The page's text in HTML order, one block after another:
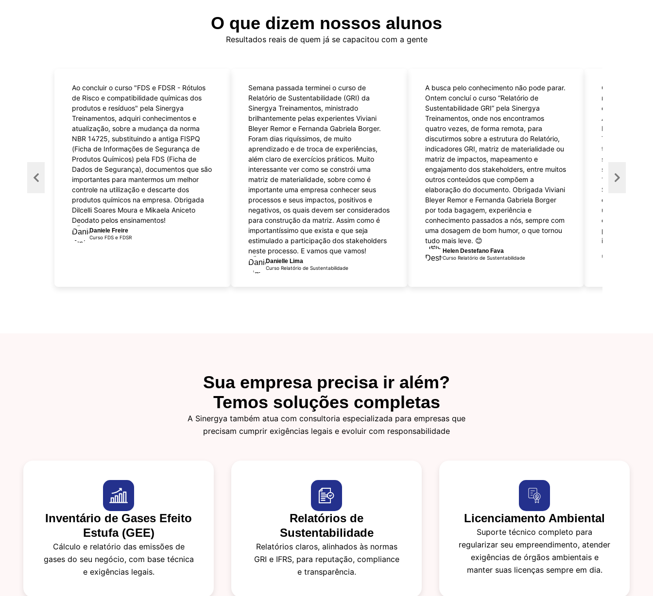
O que dizem nossos alunos
Resultados reais de quem já se capacitou com a gente
Ao concluir o curso "FDS e FDSR - Rótulos
de Risco e compatibilidade químicas dos
produtos e resíduos" pela Sinergya
Treinamentos, adquiri conhecimentos e
atualização, sobre a mudança da norma
NBR 14725, substituindo a antiga FISPQ
(Ficha de Informações de Segurança de
Produtos Químicos) pela FDS (Ficha de
Dados de Segurança), documentos que são
importantes para mantermos um melhor
controle na utilização e descarte dos
produtos químicos na empresa. Obrigada
Dilcelli Soares Moura e Mikaela Aniceto
Deodato pelos ensinamentos!
Daniele Freire
Curso FDS e FDSR
Semana passada terminei o curso de
Relatório de Sustentabilidade (GRI) da
Sinergya Treinamentos, ministrado
brilhantemente pelas experientes Viviani
Bleyer Remor e Fernanda Gabriela Borger.
Foram dias riquíssimos, de muito
aprendizado e de troca de experiências,
além claro de exercícios práticos. Muito
interessante ver como se constrói uma
matriz de materialidade, sobre como é
importante uma empresa conhecer seus
processos e seus impactos, positivos e
negativos, os quais devem ser considerados
para construção da matriz. Assim como é
importantíssimo que exista e que seja
estimulado a participação dos stakeholders
neste processo. E vamos que vamos!
Danielle Lima
Curso Relatório de Sustentabilidade
A busca pelo conhecimento não pode parar.
Ontem concluí o curso “Relatório de
Sustentabilidade GRI” pela Sinergya
Treinamentos, onde nos encontramos
quatro vezes, de forma remota, para
discutirmos sobre a estrutura do Relatório,
indicadores GRI, matriz de materialidade ou
matriz de impactos, mapeamento e
engajamento dos stakeholders, entre muitos
outros conteúdos que compõem a
elaboração do documento. Obrigada Viviani
Bleyer Remor e Fernanda Gabriela Borger
por toda bagagem, experiência e
conhecimento passados a nós, sempre com
uma dosagem de bom humor, o que tornou
tudo mais leve. 😊
Helen Destefano Fava
Curso Relatório de Sustentabilidade
Concluí mais
minha jornada
oportunidade
Auditor Líder
Integrados
Treinamentos,
transformadora
sobre gestão
saúde e
14001 e
Sinergya
condução
um
engenheiro
pela didática
incentivo ao
Sua empresa precisa ir além?
Temos soluções completas
A Sinergya também atua com consultoria especializada para empresas que
precisam cumprir exigências legais e evoluir com responsabilidade
Inventário de Gases Efeito
Estufa (GEE)
Cálculo e relatório das emissões de
gases do seu negócio, com base técnica
e exigências legais.
Relatórios de
Sustentabilidade
Relatórios claros, alinhados às normas
GRI e IFRS, para reputação, compliance
e transparência.
Licenciamento Ambiental
Suporte técnico completo para
regularizar seu empreendimento, atender
exigências de órgãos ambientais e
manter suas licenças sempre em dia.